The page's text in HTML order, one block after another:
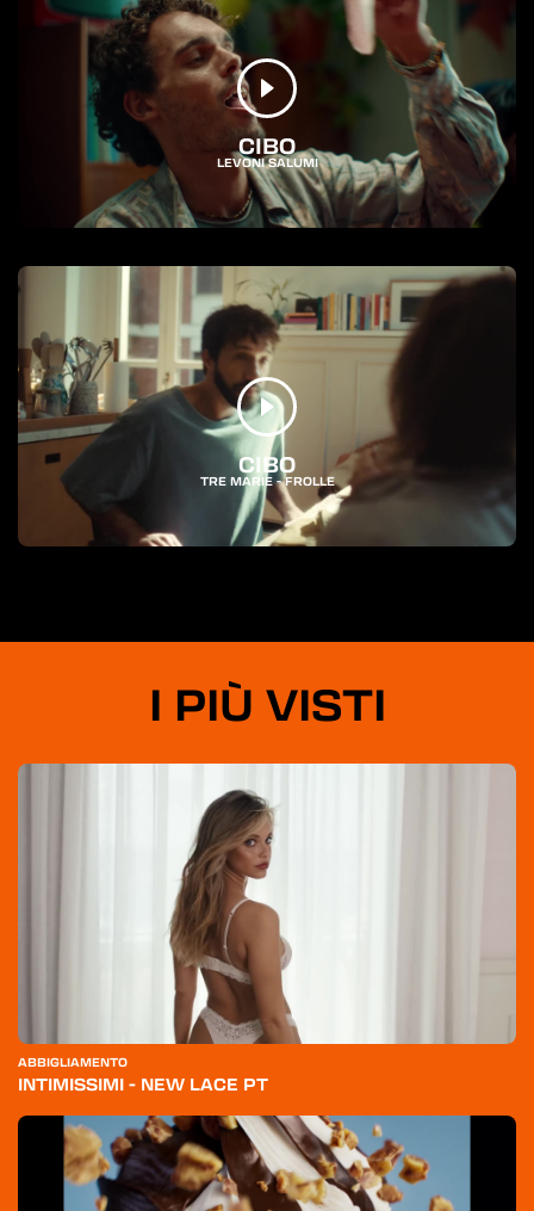
CIBO
LEVONI SALUMI
CIBO
TRE MARIE - FROLLE
I PIÙ VISTI
ABBIGLIAMENTO
INTIMISSIMI - NEW LACE PT